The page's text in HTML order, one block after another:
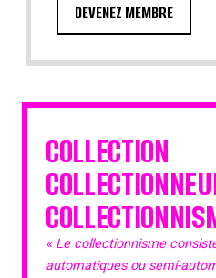
DEVENEZ MEMBRE
COLLECTION
« Le collectionnisme
automatiques ou semi-